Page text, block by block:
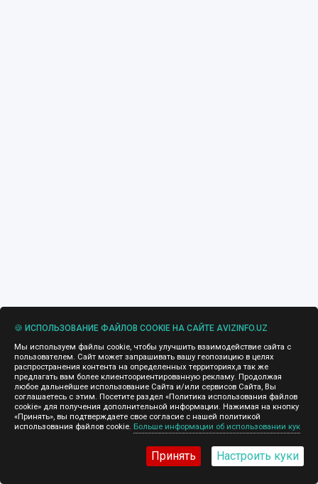
🍪 ИСПОЛЬЗОВАНИЕ ФАЙЛОВ COOKIE НА САЙТЕ AVIZINFO.UZ
Мы используем файлы cookie, чтобы улучшить взаимодействие сайта с
пользователем. Сайт может запрашивать вашу геопозицию в целях
распространения контента на определенных территориях,а так же
предлагать вам более клиентоориентированную рекламу. Продолжая
любое дальнейшее использование Сайта и/или сервисов Сайта, Вы
соглашаетесь с этим. Посетите раздел «Политика использования файлов
cookie» для получения дополнительной информации. Нажимая на кнопку
«Принять», вы подтверждаете свое согласие с нашей политикой
использования файлов cookie. Больше информации об использовании кук
Принять Настроить куки